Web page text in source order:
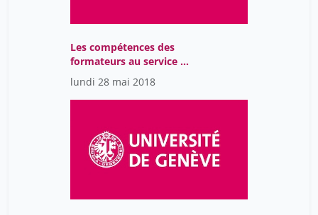
Les compétences des
formateurs au service de
la réussite des étudiant-
e-s: introduction
lundi 28 mai 2018